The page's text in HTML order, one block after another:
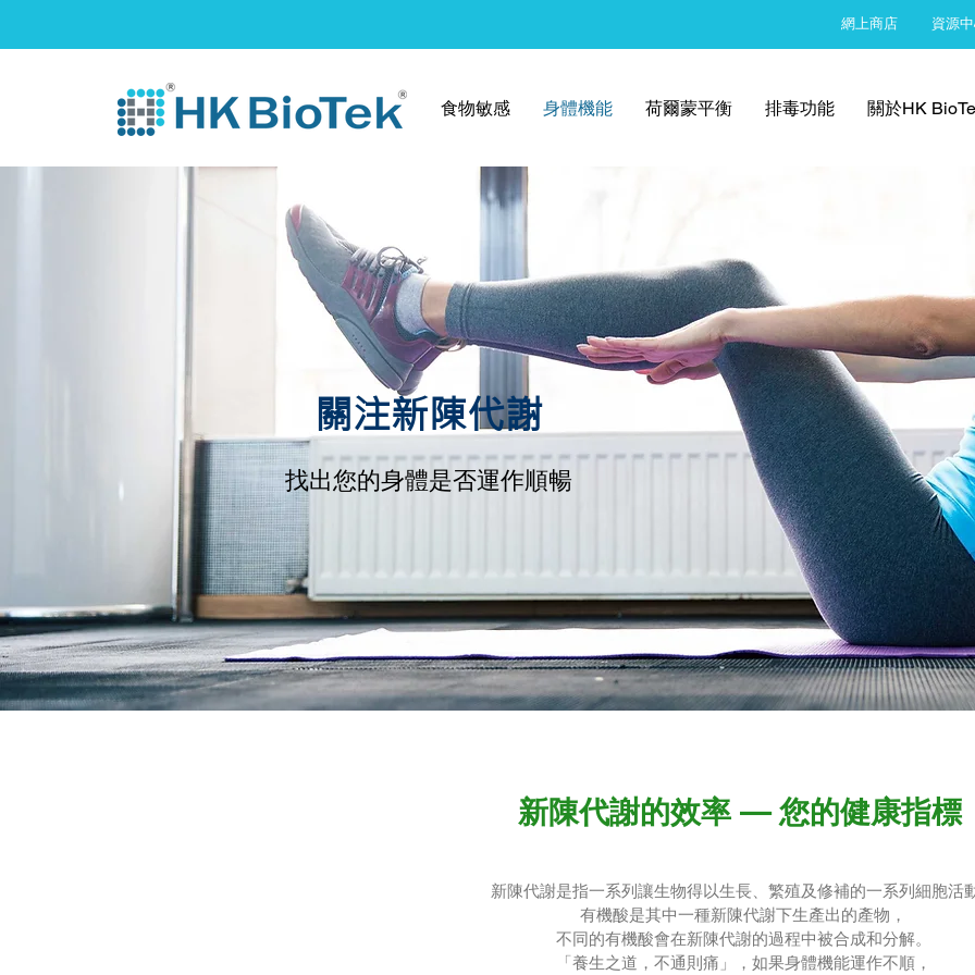
網上商店 資源
食物敏感 身體機能 荷爾蒙平衡 排毒功能 關於HK
​關注新陳代謝
找出您的身體是否運作順暢
新陳代謝的效率 — 您的健康指標
新陳代謝是指一系列讓生物得以生長、繁殖及修補的一系列細胞活
有機酸是其中一種新陳代謝下生產出的產物，
不同的有機酸會在新陳代謝的過程中被合成和分解。
「養生之道，不通則痛」，如果身體機能運作不順，